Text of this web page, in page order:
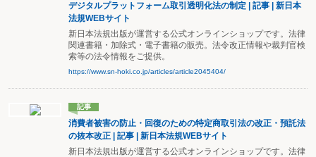
デジタルプラットフォーム取引透明化法の制定 | 記事 | 新日本
法規WEBサイト
新日本法規出版が運営する公式オンラインショップです。法律
関連書籍・加除式・電子書籍の販売。法令改正情報や裁判官検
索等の法令情報をご提供。
https://www.sn-hoki.co.jp/articles/article2045404/
記事
消費者被害の防止・回復のための特定商取引法の改正・預託法
の抜本改正 | 記事 | 新日本法規WEBサイト
新日本法規出版が運営する公式オンラインショップです。法律